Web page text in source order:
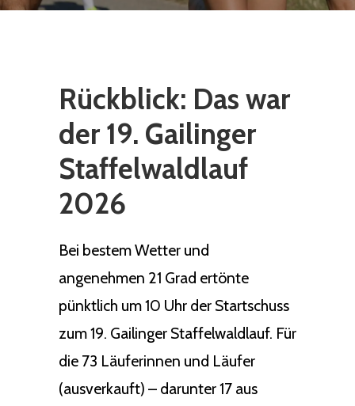
Rückblick: Das war
der 19. Gailinger
Staffelwaldlauf
2026
Bei bestem Wetter und
angenehmen 21 Grad ertönte
pünktlich um 10 Uhr der Startschuss
zum 19. Gailinger Staffelwaldlauf. Für
die 73 Läuferinnen und Läufer
(ausverkauft) – darunter 17 aus